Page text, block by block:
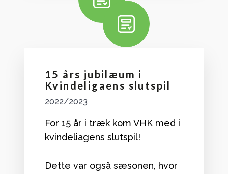
15 års jubilæum i
Kvindeligaens slutspil
2022/2023
For 15 år i træk kom VHK med i
kvindeliagens slutspil!
Dette var også sæsonen, hvor